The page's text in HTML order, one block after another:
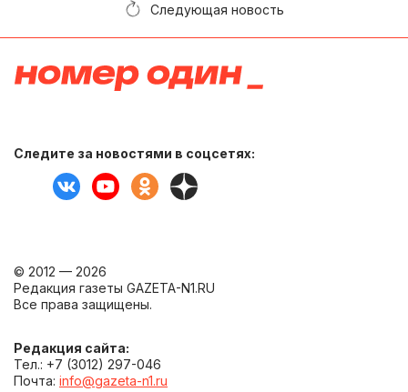
Следующая новость
Следите за новостями в соцсетях:
© 2012 — 2026
Редакция газеты GAZETA-N1.RU
Все права защищены.
Редакция сайта:
Тел.: +7 (3012) 297-046
Почта: info@gazeta-n1.ru